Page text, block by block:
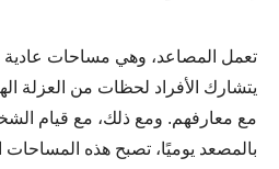
تعمل المصاعد، وهي مساحات عادية
يتشارك الأفراد لحظات من العزلة
مع معارفهم. ومع ذلك، مع قيام
بالمصعد يوميًا، تصبح هذه المساحات